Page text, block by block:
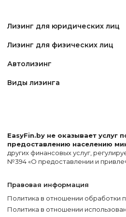
Лизинг для юридических лиц
Лизинг для физических лиц
Автолизинг
Виды лизинга
EasyFin.by не оказывает услуг
предоставлению населению
других финансовых услуг,
№394 «О предоставлении и
Правовая информация
Политика в отношении обработки
Политика в отношении